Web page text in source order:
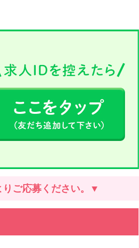
りご応募ください。▼